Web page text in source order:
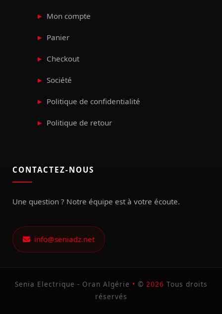
Mon compte
Panier
Checkout
Société
Politique de confidentialité
Politique de retour
CONTACTEZ-NOUS
Une question ? Notre équipe est à votre écoute.
info@seniadz.net
Senia Electrique - Oran Algérie • © 2026 Tous droits
réservés